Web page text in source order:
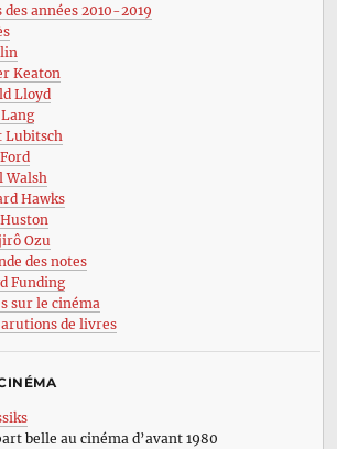
des années 2010-2019
Keaton
Lloyd
Lubitsch
Walsh
Hawks
Ozu
des notes
Funding
sur le cinéma
de livres
belle au cinéma d’avant 1980